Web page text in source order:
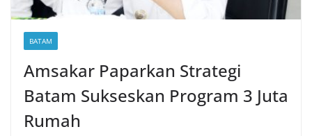
BATAM
Amsakar Paparkan Strategi
Batam Sukseskan Program 3 Juta
Rumah